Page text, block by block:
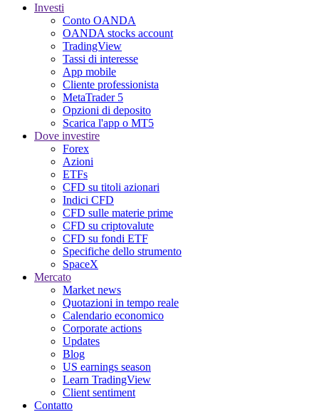
Investi
Conto OANDA
OANDA stocks account
TradingView
Tassi di interesse
App mobile
Cliente professionista
MetaTrader 5
Opzioni di deposito
Scarica l'app o MT5
Dove investire
Forex
Azioni
ETFs
CFD su titoli azionari
Indici CFD
CFD sulle materie prime
CFD su criptovalute
CFD su fondi ETF
Specifiche dello strumento
SpaceX
Mercato
Market news
Quotazioni in tempo reale
Calendario economico
Corporate actions
Updates
Blog
US earnings season
Learn TradingView
Client sentiment
Contatto